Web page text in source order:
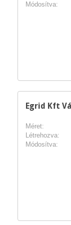
Módosítva:
Egrid Kft
Méret:
Létrehozva:
Módosítva: